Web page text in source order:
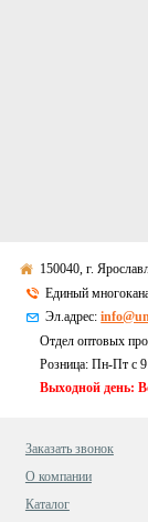
150040, г.
Единый
Эл.адрес:
Отдел оптовых
Розница: Пн-Пт с
Выходной день:
Заказать звонок
О компании
Каталог